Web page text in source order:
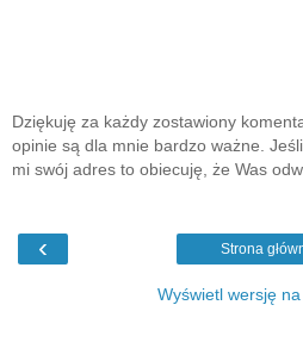
Dziękuję za każdy zostawiony
opinie są dla mnie bardzo ważne.
mi swój adres to obiecuję, że Was
‹ Strona
Wyświetl wersję